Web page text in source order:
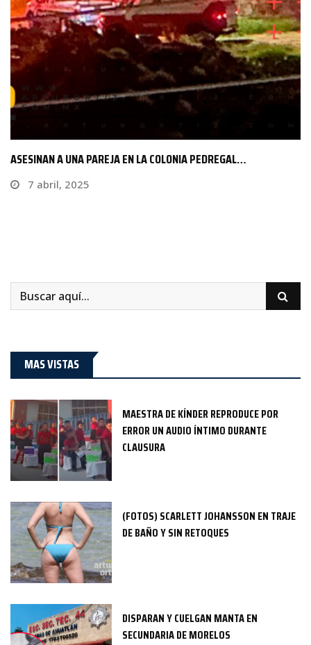
ENCUENTRAN CUERPO SIN VIDA EN BARRANCA DE AXOCHIAPAN
6 julio, 2023
MAS VISTAS
MAESTRA DE KÍNDER REPRODUCE POR
ERROR UN AUDIO ÍNTIMO DURANTE
CLAUSURA
(FOTOS) SCARLETT JOHANSSON EN TRAJE
DE BAÑO Y SIN RETOQUES
DISPARAN Y CUELGAN MANTA EN
SECUNDARIA DE MORELOS